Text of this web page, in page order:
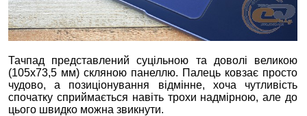
Тачпад представлений суцільною та доволі великою
(105х73,5 мм) скляною панеллю. Палець ковзає просто
чудово, а позиціонування відмінне, хоча чутливість
спочатку сприймається навіть трохи надмірною, але до
цього швидко можна звикнути.